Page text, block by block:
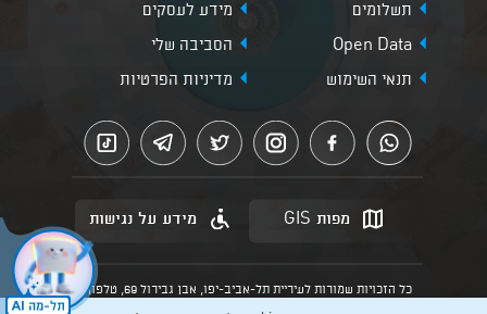
תשלומים
מידע לעסקים
Open Data
הסביבה שלי
תנאי השימוש
מדיניות הפרטיות
מפות GIS מידע על נגישות
כל הזכויות שמורות לעיריית תל-אביב-יפו, אבן גבירול 69, טלפון: